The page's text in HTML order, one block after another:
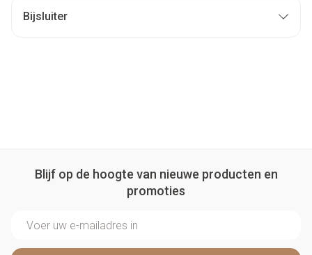
Bijsluiter
Blijf op de hoogte van nieuwe producten en
promoties